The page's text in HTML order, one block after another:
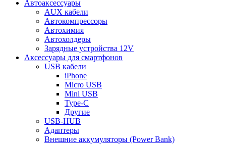
Автоаксессуары
AUX кабели
Автокомпрессоры
Автохимия
Автохолдеры
Зарядные устройства 12V
Аксессуары для смартфонов
USB кабели
iPhone
Micro USB
Mini USB
Type-C
Другие
USB-HUB
Адаптеры
Внешние аккумуляторы (Power Bank)